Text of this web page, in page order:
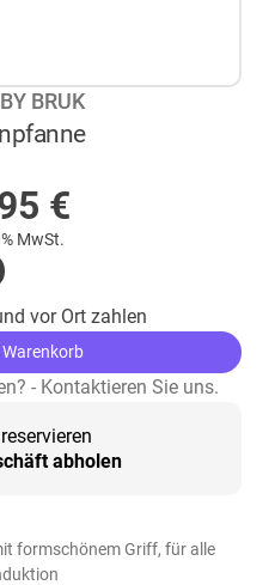
BRUK
€
MwSt.
vor Ort zahlen
- Kontaktieren Sie uns.
abholen
formschönem Griff, für alle